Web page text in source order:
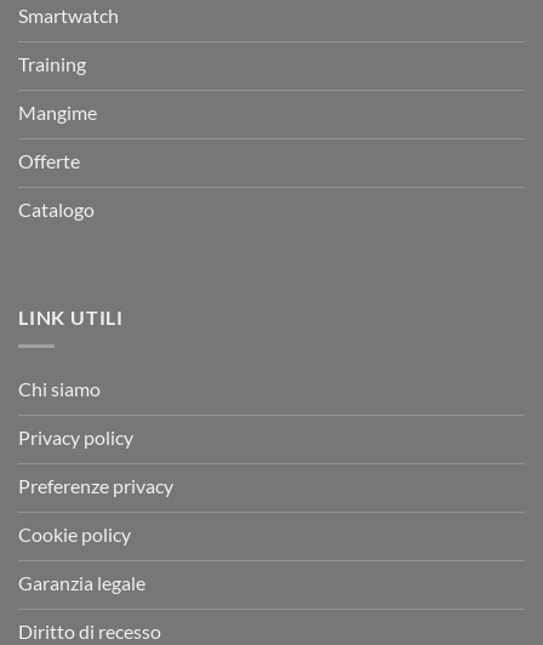
Smartwatch
Training
Mangime
Offerte
Catalogo
LINK UTILI
Chi siamo
Privacy policy
Preferenze privacy
Cookie policy
Garanzia legale
Diritto di recesso